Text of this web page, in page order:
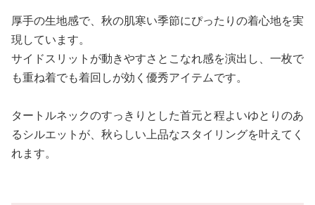
厚手の生地感で、秋の肌寒い季節にぴったりの着心地を実
現しています。
サイドスリットが動きやすさとこなれ感を演出し、一枚で
も重ね着でも着回しが効く優秀アイテムです。
タートルネックのすっきりとした首元と程よいゆとりのあ
るシルエットが、秋らしい上品なスタイリングを叶えてく
れます。